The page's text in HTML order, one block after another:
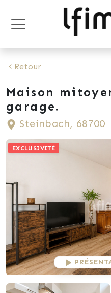
Retour
Maison
garage.
Steinbach, 68700
EXCLUSIVITÉ